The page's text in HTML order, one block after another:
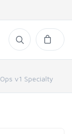
v1 Specialty